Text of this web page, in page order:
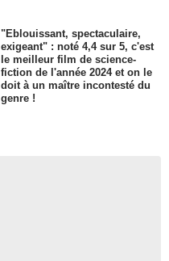
"Eblouissant, spectaculaire,
exigeant" : noté 4,4 sur 5, c'est
le meilleur film de science-
fiction de l'année 2024 et on le
doit à un maître incontesté du
genre !